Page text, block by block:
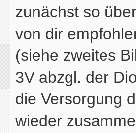
zunächst so
von dir
(siehe zweites
3V abzgl. der
die Versorgung
wieder